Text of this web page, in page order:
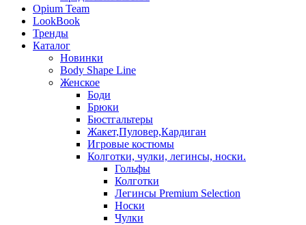
Opium Team
LookBook
Тренды
Каталог
Новинки
Body Shape Line
Женское
Боди
Брюки
Бюстгальтеры
Жакет,Пуловер,Кардиган
Игровые костюмы
Колготки, чулки, легинсы, носки.
Гольфы
Колготки
Легинсы Premium Selection
Носки
Чулки